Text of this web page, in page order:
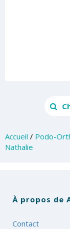
Accueil / Podo-
Nathalie
À propos de
Contact